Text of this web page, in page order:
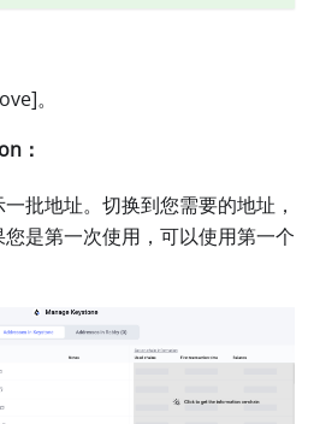
。
：
批地址。切换到您需要的地址，
是第一次使用，可以使用第一个